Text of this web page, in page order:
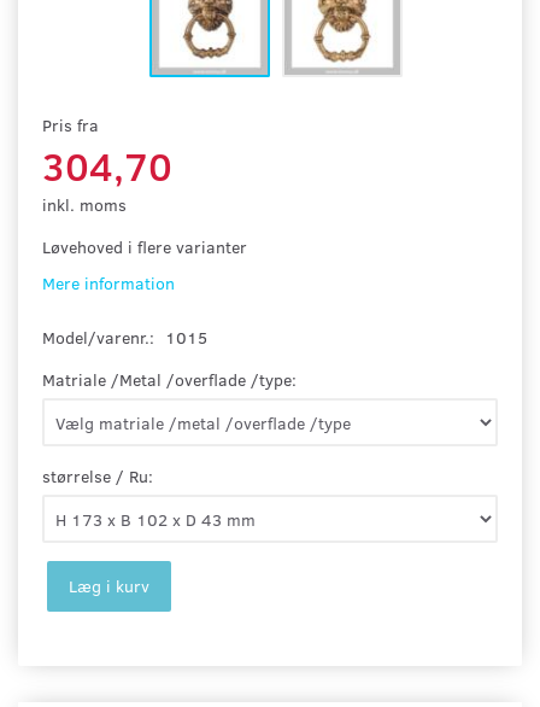
Pris fra
304,70
inkl. moms
Løvehoved i flere varianter
Mere information
Model/varenr.:
1015
Matriale /Metal /overflade /type:
størrelse / Ru:
Læg i kurv